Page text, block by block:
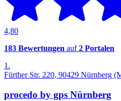
4,80
183 Bewertungen auf2 Portalen
1.
Fürther Str. 220, 90429 Nürnberg
procedo by gps Nürnberg